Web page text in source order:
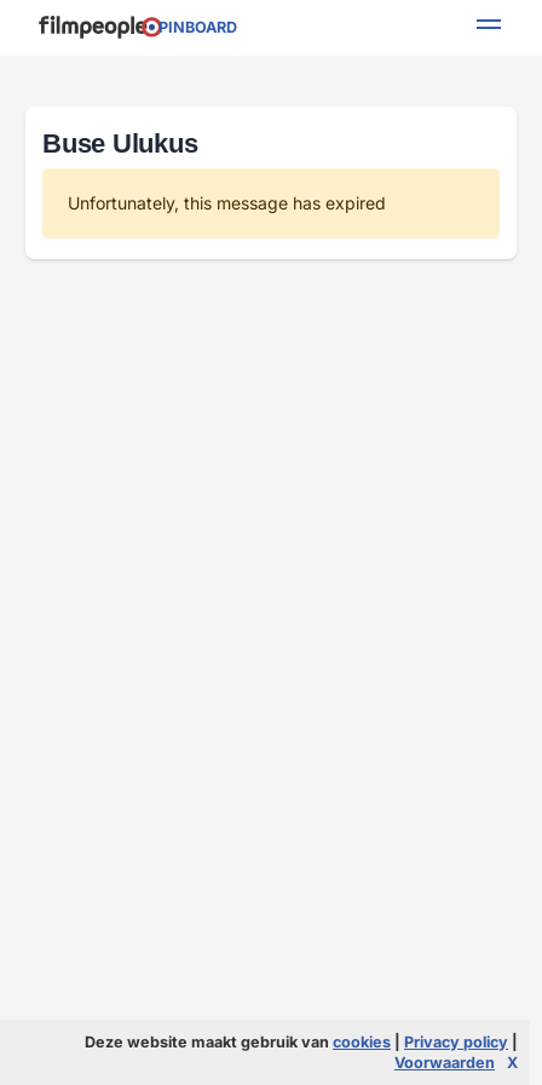
PINBOARD
Buse Ulukus
Unfortunately, this message has expired
Deze website maakt gebruik van cookies Privacy policy
Voorwaarden
X